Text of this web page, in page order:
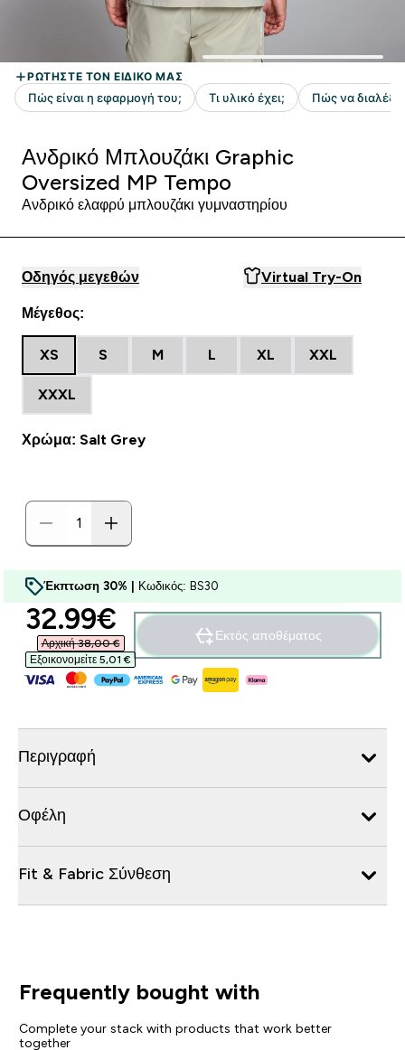
Ανδρικό Μπλουζάκι Graphic
Oversized MP Tempo
Ανδρικό ελαφρύ μπλουζάκι γυμναστηρίου
Οδηγός μεγεθών Virtual Try-On
Μέγεθος:
XS S M L XL XXL
XXXL
Χρώμα: Salt Grey
Έκπτωση 30% | Κωδικός: BS30
discounted price
32.99€‎
Αρχική 38,00 €‎
Εξοικονομείτε 5,01 €‎
Εκτός αποθέματος
Περιγραφή
Οφέλη
Fit & Fabric Σύνθεση
Frequently bought with
Complete your stack with products that work better
together